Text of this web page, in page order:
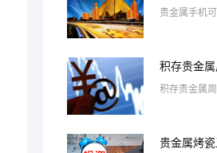
贵金属手机
积存贵金
积存贵金属
贵金属烤